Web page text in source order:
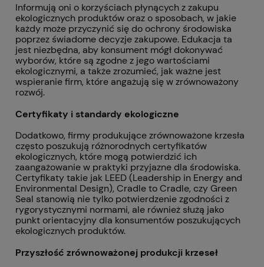
Informują oni o korzyściach płynących z zakupu
ekologicznych produktów oraz o sposobach, w jakie
każdy może przyczynić się do ochrony środowiska
poprzez świadome decyzje zakupowe. Edukacja ta
jest niezbędna, aby konsument mógł dokonywać
wyborów, które są zgodne z jego wartościami
ekologicznymi, a także zrozumieć, jak ważne jest
wspieranie firm, które angażują się w zrównoważony
rozwój.
Certyfikaty i standardy ekologiczne
Dodatkowo, firmy produkujące zrównoważone krzesła
często poszukują różnorodnych certyfikatów
ekologicznych, które mogą potwierdzić ich
zaangażowanie w praktyki przyjazne dla środowiska.
Certyfikaty takie jak LEED (Leadership in Energy and
Environmental Design), Cradle to Cradle, czy Green
Seal stanowią nie tylko potwierdzenie zgodności z
rygorystycznymi normami, ale również służą jako
punkt orientacyjny dla konsumentów poszukujących
ekologicznych produktów.
Przyszłość zrównoważonej produkcji krzeseł